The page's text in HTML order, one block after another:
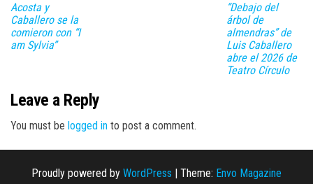
Acosta y
Caballero se la
comieron con “I
am Sylvia”
“Debajo del
árbol de
almendras” de
Luis Caballero
abre el 2026 de
Teatro Círculo
Leave a Reply
You must be logged in to post a comment.
Proudly powered by WordPress Theme: Envo Magazine